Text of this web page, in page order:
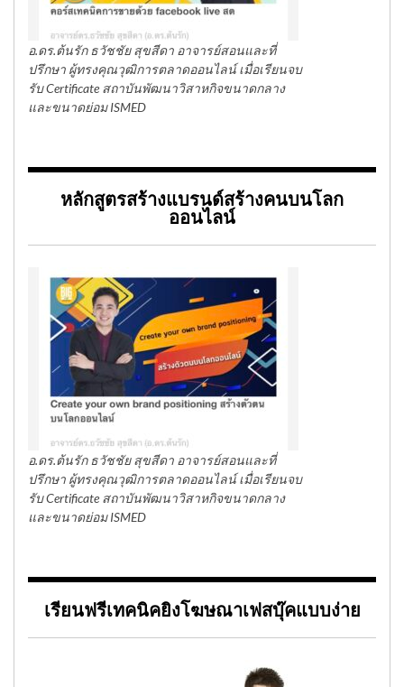
อ.ดร.ต้นรัก ธวัชชัย สุขสีดา อาจารย์สอนและที่
ปรึกษา ผู้ทรงคุณวุฒิการตลาดออนไลน์ เมื่อเรียนจบ
รับ Certificate สถาบันพัฒนาวิสาหกิจขนาดกลาง
และขนาดย่อม ISMED
หลักสูตรสร้างแบรนด์สร้างคนบนโลก
ออนไลน์
อ.ดร.ต้นรัก ธวัชชัย สุขสีดา อาจารย์สอนและที่
ปรึกษา ผู้ทรงคุณวุฒิการตลาดออนไลน์ เมื่อเรียนจบ
รับ Certificate สถาบันพัฒนาวิสาหกิจขนาดกลาง
และขนาดย่อม ISMED
เรียนฟรีเทคนิคยิงโฆษณาเฟสบุ๊คแบบง่าย